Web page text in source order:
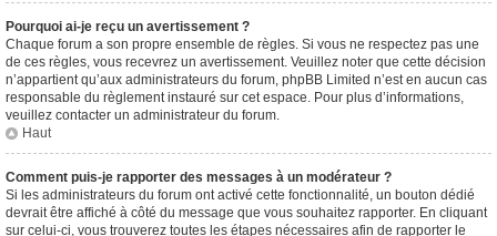
Pourquoi ai-je reçu un avertissement ?
Chaque forum a son propre ensemble de règles. Si vous ne respectez pas une
de ces règles, vous recevrez un avertissement. Veuillez noter que cette décision
n’appartient qu’aux administrateurs du forum, phpBB Limited n’est en aucun cas
responsable du règlement instauré sur cet espace. Pour plus d’informations,
veuillez contacter un administrateur du forum.
Haut
Comment puis-je rapporter des messages à un modérateur ?
Si les administrateurs du forum ont activé cette fonctionnalité, un bouton dédié
devrait être affiché à côté du message que vous souhaitez rapporter. En cliquant
sur celui-ci, vous trouverez toutes les étapes nécessaires afin de rapporter le